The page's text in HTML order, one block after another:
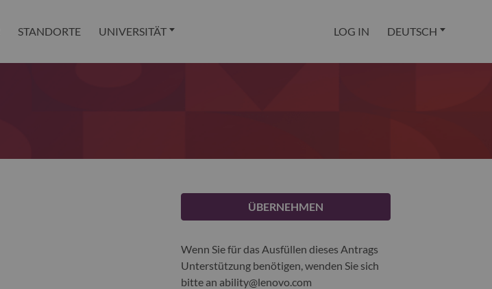
STANDORTE UNIVERSITÄT LOG IN DEUTSCH
ÜBERNEHMEN
Wenn Sie für das Ausfüllen dieses Antrags
Unterstützung benötigen, wenden Sie sich
bitte an ability@lenovo.com